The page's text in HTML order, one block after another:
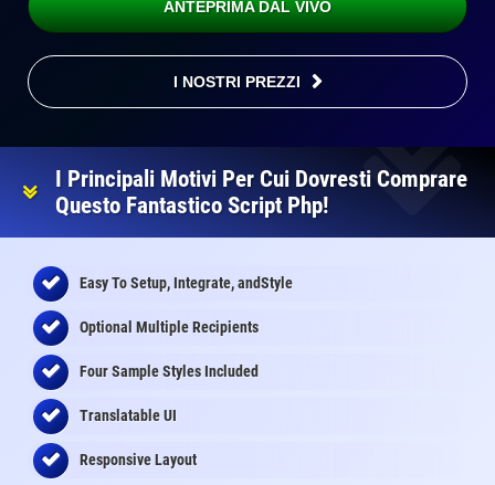
ANTEPRIMA DAL VIVO
I NOSTRI PREZZI
I Principali Motivi Per Cui Dovresti Comprare
Questo Fantastico Script Php!
Easy To Setup, Integrate, andStyle
Optional Multiple Recipients
Four Sample Styles Included
Translatable UI
Responsive Layout